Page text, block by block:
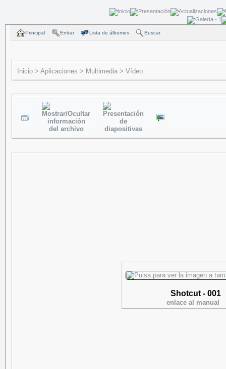
Principal Entrar Lista de álbumes Buscar
Inicio > Aplicaciones > Multimedia > Vídeo
Shotcut - 001
enlace al manual